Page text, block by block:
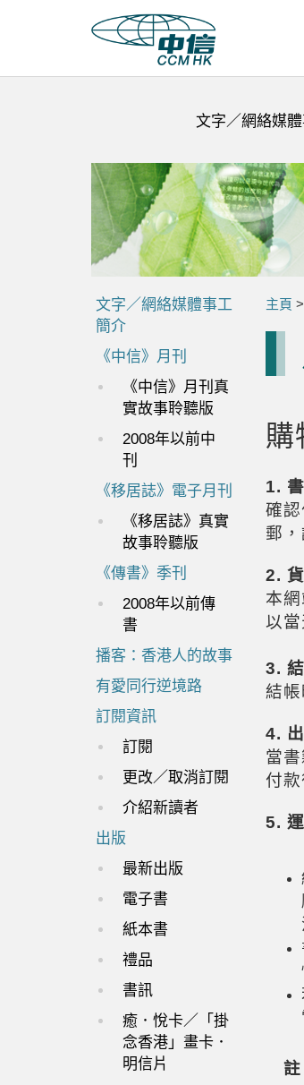
文字／網絡媒
文字／網絡媒體事工
簡介
《中信》月刊
《中信》月刊真
實故事聆聽版
2008年以前中
刊
《移居誌》電子月刊
《移居誌》真實
故事聆聽版
《傳書》季刊
2008年以前傳
書
播客：香港人的故事
有愛同行逆境路
訂閱資訊
訂閱
更改／取消訂閱
介紹新讀者
出版
最新出版
電子書
紙本書
禮品
書訊
癒．悅卡／「掛
念香港」畫卡．
明信片
主頁 >
購
1.
確
郵
2.
本
以當
3.
結
4.
當
付款
5.
註